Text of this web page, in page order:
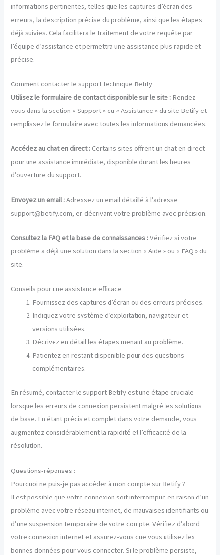
informations pertinentes, telles que les captures d’écran des
erreurs, la description précise du problème, ainsi que les étapes
déjà suivies. Cela facilitera le traitement de votre requête par
l’équipe d’assistance et permettra une assistance plus rapide et
précise.
Comment contacter le support technique Betify
Utilisez le formulaire de contact disponible sur le site : Rendez-
vous dans la section « Support » ou « Assistance » du site Betify et
remplissez le formulaire avec toutes les informations demandées.
Accédez au chat en direct : Certains sites offrent un chat en direct
pour une assistance immédiate, disponible durant les heures
d’ouverture du support.
Envoyez un email :Adressez un email détaillé à l’adresse
support@betify.com, en décrivant votre problème avec précision.
Consultez la FAQ et la base de connaissances :Vérifiez si votre
problème a déjà une solution dans la section « Aide » ou « FAQ » du
site.
Conseils pour une assistance efficace
Fournissez des captures d’écran ou des erreurs précises.
Indiquez votre système d’exploitation, navigateur et
versions utilisées.
Décrivez en détail les étapes menant au problème.
Patientez en restant disponible pour des questions
complémentaires.
En résumé, contacter le support Betify est une étape cruciale
lorsque les erreurs de connexion persistent malgré les solutions
de base. En étant précis et complet dans votre demande, vous
augmentez considérablement la rapidité et l’efficacité de la
résolution.
Questions-réponses :
Pourquoi ne puis-je pas accéder à mon compte sur Betify ?
Il est possible que votre connexion soit interrompue en raison d’un
problème avec votre réseau internet, de mauvaises identifiants ou
d’une suspension temporaire de votre compte. Vérifiez d’abord
votre connexion internet et assurez-vous que vous utilisez les
bonnes données pour vous connecter. Si le problème persiste,